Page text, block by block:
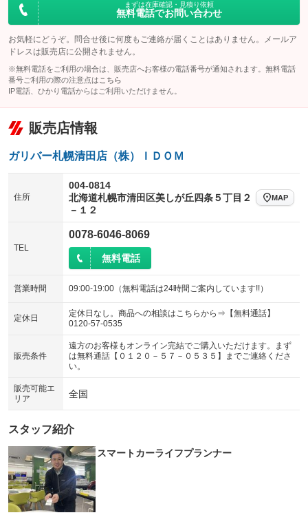
まずは在庫確認・見積り依頼
無料電話でお問い合わせ
お気軽にどうぞ。問合せ後に何度もご連絡が届くことはありません。メールア
ドレスは販売店に公開されません。
※無料電話をご利用の場合は、販売店へお客様の電話番号が通知されます。無料電話
番号ご利用の際の注意点は こちら
IP電話、ひかり電話からはご利用いただけません。
販売店情報
ガリバー札幌清田店（株）ＩＤＯＭ
住所
004-0814
北海道札幌市清田区美しが丘四条５丁目２
－１２
MAP
TEL
0078-6046-8069
無料電話
営業時間 09:00-19:00（無料電話は24時間ご案内しています!!）
定休日
定休日なし。商品への相談はこちらから⇒【無料通話】
0120-57-0535
販売条件
遠方のお客様もオンライン完結でご購入いただけます。まず
は無料通話【０１２０－５７－０５３５】までご連絡くださ
い。
販売可能エ
リア
全国
スタッフ紹介
スマートカーライフプランナー